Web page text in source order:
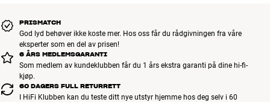
PRISMATCH
God lyd behøver ikke koste mer. Hos oss får du rådgivningen fra våre
eksperter som en del av prisen!
6 ÅRS MEDLEMSGARANTI
Som medlem av kundeklubben får du 1 års ekstra garanti på dine hi-fi-
kjøp.
60 DAGERS FULL RETURRETT
I HiFi Klubben kan du teste ditt nye utstyr hjemme hos deg selv i 60